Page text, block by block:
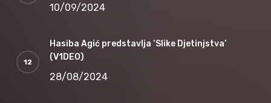
10/09/2024
Hasiba Agić predstavlja ‘Slike Djetinjstva’
(V1DEO)
28/08/2024